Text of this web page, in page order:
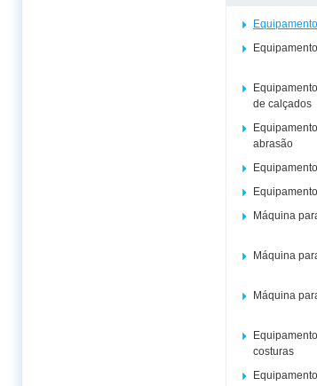
de calçados
abrasão
Máquina
Máquina
Máquina
costuras